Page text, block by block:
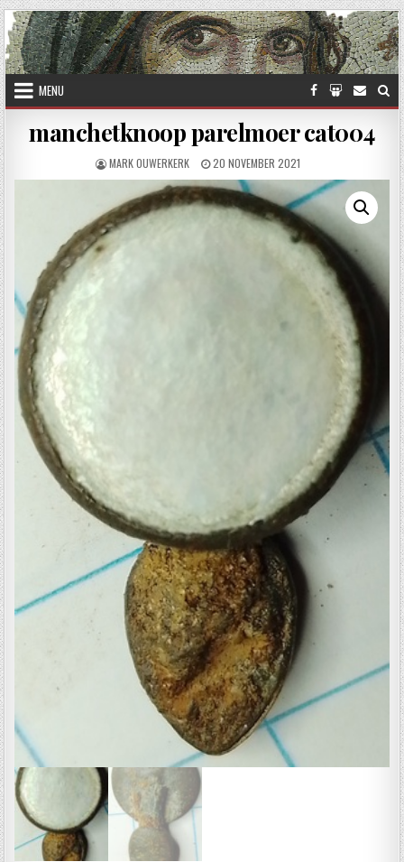
Skip to content
MENU
manchetknoop parelmoer cat004
AUTHOR:
MARK OUWERKERK PUBLISHED DATE:
20 NOVEMBER 2021